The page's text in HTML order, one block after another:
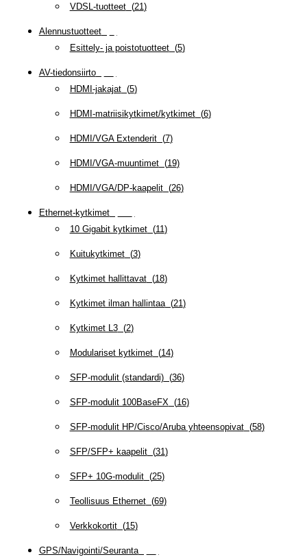
VDSL-tuotteet(21)
Alennustuotteet(
Esittely- ja poistotuotteet(5)
AV-tiedonsiirto(
HDMI-jakajat(5)
HDMI-matriisikytkimet/kytkimet(6)
HDMI/VGA Extenderit(7)
HDMI/VGA-muuntimet(19)
HDMI/VGA/DP-kaapelit(26)
Ethernet-kytkimet(
10 Gigabit kytkimet(11)
Kuitukytkimet(3)
Kytkimet hallittavat(18)
Kytkimet ilman hallintaa(21)
Kytkimet L3(2)
Modulariset kytkimet(14)
SFP-modulit (standardi)(36)
SFP-modulit 100BaseFX(16)
SFP-modulit HP/Cisco/Aruba yhteensopivat(58)
SFP/SFP+ kaapelit(31)
SFP+ 10G-modulit(25)
Teollisuus Ethernet(69)
Verkkokortit(15)
GPS/Navigointi/Seuranta(